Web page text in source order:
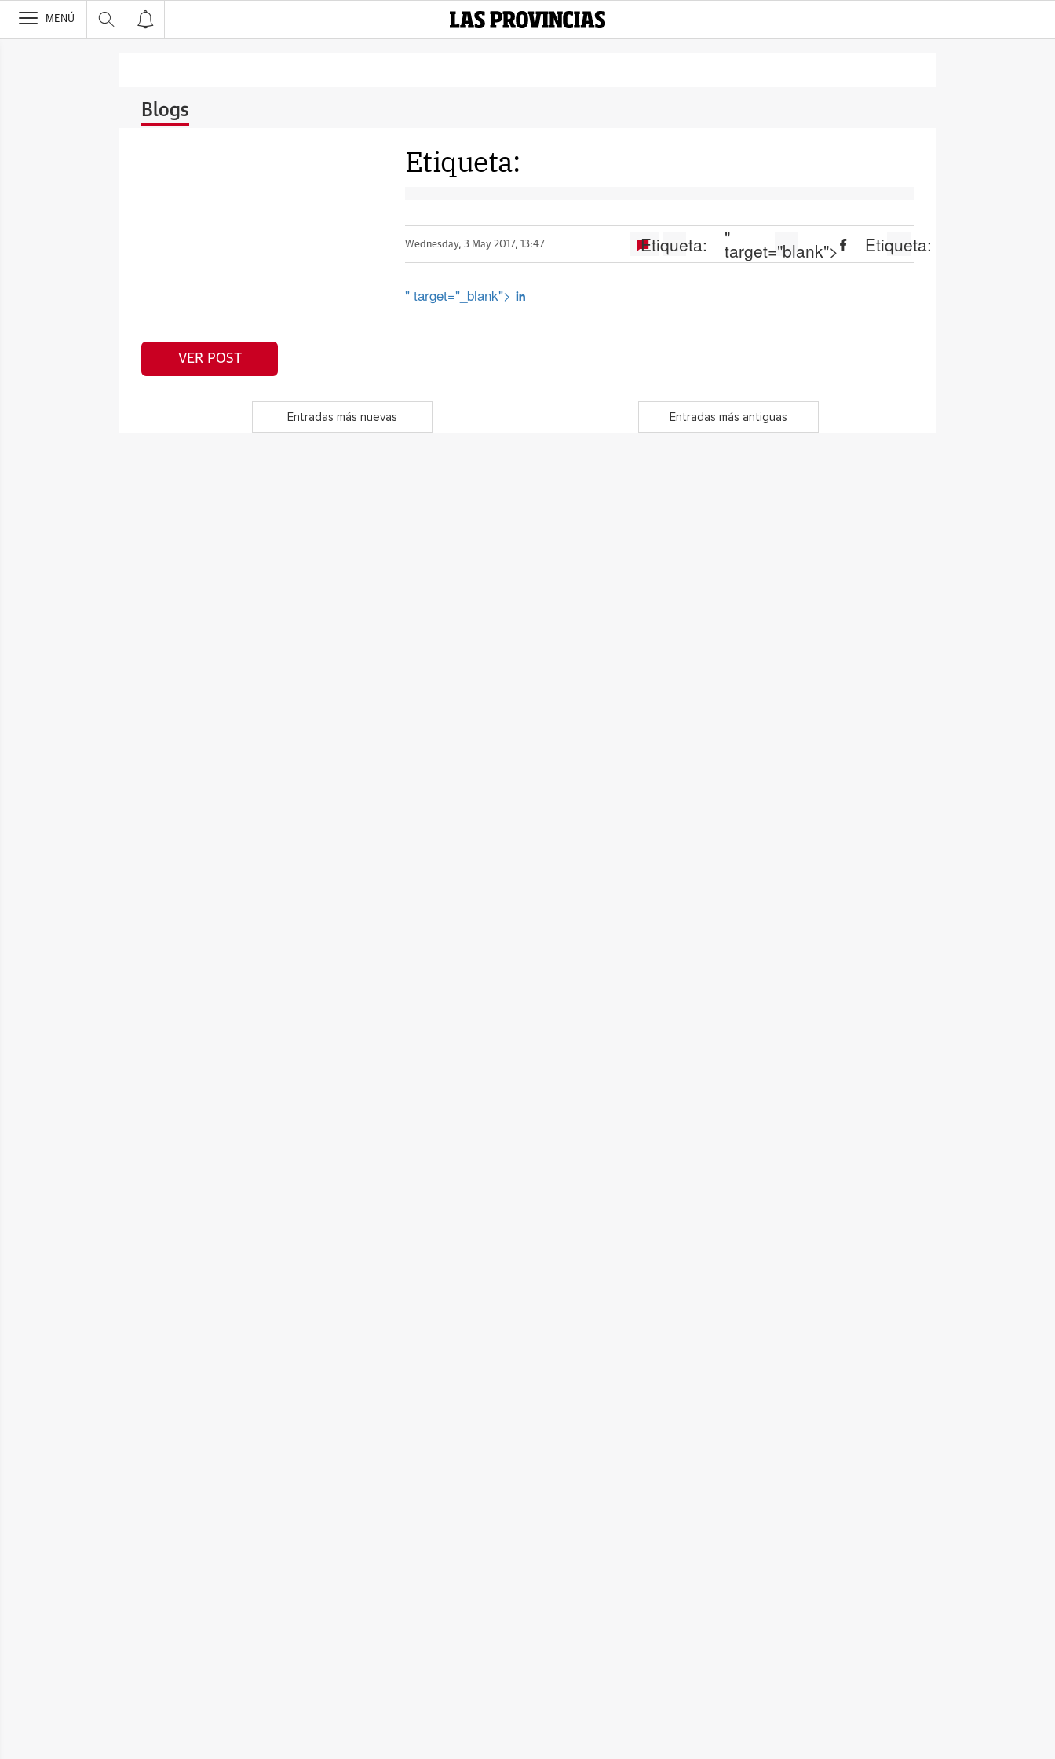
>
MENÚ
Blogs
Etiqueta:
Wednesday, 3 May 2017, 13:47 Etiqueta: "
target="blank"> Etiqueta:
" target="_blank">
VER POST
Entradas más nuevas Entradas más antiguas